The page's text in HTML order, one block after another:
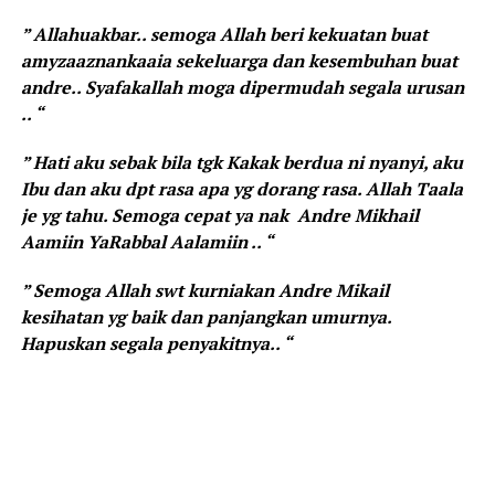
” Allahuakbar.. semoga Allah beri kekuatan buat
amyzaaznankaaia sekeluarga dan kesembuhan buat
andre.. Syafakallah moga dipermudah segala urusan
.. “
” Hati aku sebak bila tgk Kakak berdua ni nyanyi, aku
Ibu dan aku dpt rasa apa yg dorang rasa. Allah Taala
je yg tahu. Semoga cepat ya nak Andre Mikhail
Aamiin YaRabbal Aalamiin .. “
” Semoga Allah swt kurniakan Andre Mikail
kesihatan yg baik dan panjangkan umurnya.
Hapuskan segala penyakitnya.. “